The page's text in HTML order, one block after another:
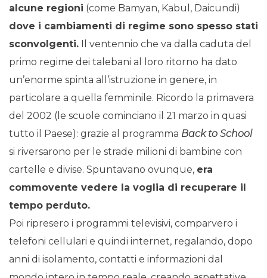
alcune regioni (come Bamyan, Kabul, Daicundi)
dove i cambiamenti di regime sono spesso stati
sconvolgenti. Il ventennio che va dalla caduta del
primo regime dei talebani al loro ritorno ha dato
un’enorme spinta all’istruzione in genere, in
particolare a quella femminile. Ricordo la primavera
del 2002 (le scuole cominciano il 21 marzo in quasi
tutto il Paese): grazie al programma Back to School
si riversarono per le strade milioni di bambine con
cartelle e divise. Spuntavano ovunque, era
commovente vedere la voglia di recuperare il
tempo perduto.
Poi ripresero i programmi televisivi, comparvero i
telefoni cellulari e quindi internet, regalando, dopo
anni di isolamento, contatti e informazioni dal